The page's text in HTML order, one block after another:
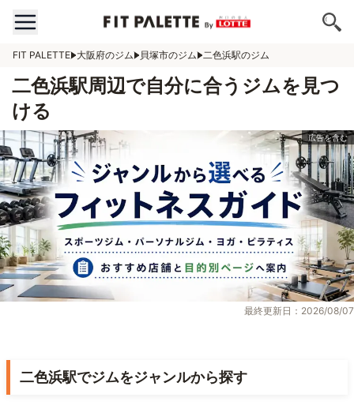
FIT PALETTE 大阪府のジム 貝塚市のジム 二色浜駅のジム
二色浜駅周辺で自分に合うジムを見つ
ける
最終更新日：2026/08/07
二色浜駅でジムをジャンルから探す